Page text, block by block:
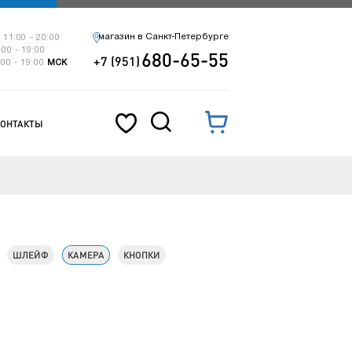
11:00 - 20:00
- 19:00
- 19:00
МСК
магазин в Санкт-Петербурге
+7 (951)680-65-55
ШЛЕЙФ КАМЕРА КНОПКИ